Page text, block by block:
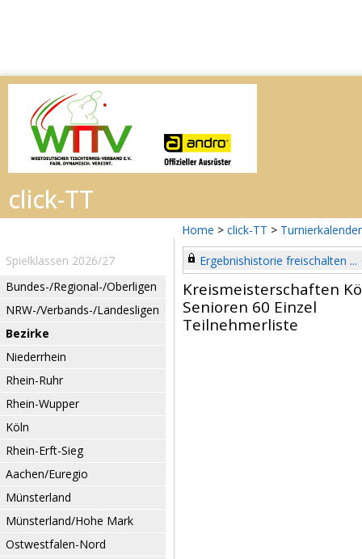
Home > click-TT > Turnierkalender
Spielklassen 2026/27
Bundes-/Regional-/Oberligen
NRW-/Verbands-/Landesligen
Bezirke
Niederrhein
Rhein-Ruhr
Rhein-Wupper
Köln
Rhein-Erft-Sieg
Aachen/Euregio
Münsterland
Münsterland/Hohe Mark
Ostwestfalen-Nord
Ergebnishistorie freischalten ...
Kreismeisterschaften
Senioren 60 Einzel
Teilnehmerliste